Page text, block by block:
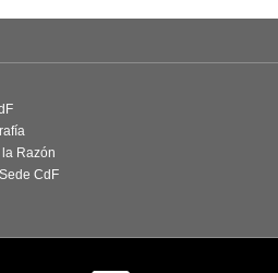
Razón
CdF